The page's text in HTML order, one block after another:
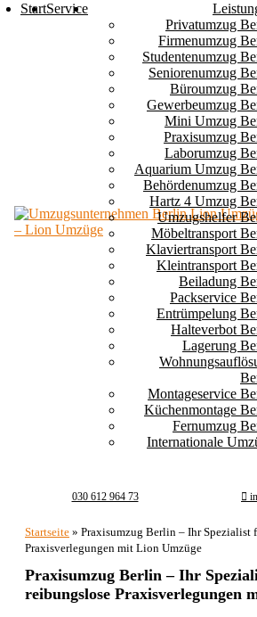
StartService
Privatumzug
Firmenumzug
Studentenumzug
Seniorenumzug
Büroumzug
Gewerbeumzug
Mini Umzug
Praxisumzug
Laborumzug
Aquarium Umzug
Behördenumzug
Hartz 4 Umzug
Umzugshelfer
Möbeltransport
Klaviertransport
Kleintransport
Beiladung
Packservice
Entrümpelung
Halteverbot
Lagerung
Montageservice
Küchenmontage
Fernumzug
Internationale
030 612 964 73
Startseite » Praxisumzug Berlin – Ihr Spezialist
Praxisverlegungen mit Lion Umzüge
Praxisumzug Berlin – Ihr
reibungslose Praxisverlegungen